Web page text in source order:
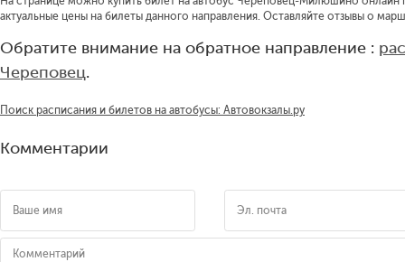
актуальные цены на билеты данного направления. Оставляйте отзывы о
Обратите внимание на обратное направление :
Череповец.
Поиск расписания и билетов на автобусы: Автовокзалы.ру
Комментарии